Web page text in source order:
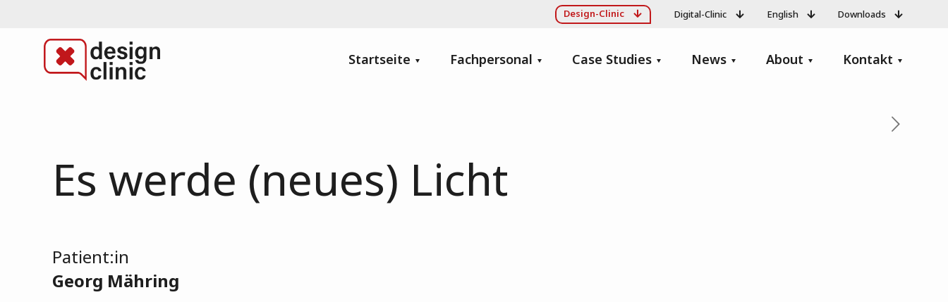
Design-Clinic Digital-Clinic English Downloads
Startseite Fachpersonal Case Studies News About Kontakt
Es werde (neues) Licht
Patient:in
Georg Mähring